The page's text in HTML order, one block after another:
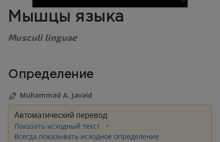
Мышцы языка
Musculi linguae
Определение
Muhammad A. Javaid
Автоматический перевод
Показать исходный текст
Всегда показывать исходное определение